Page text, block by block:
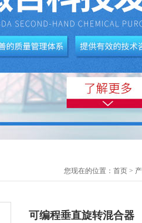
您现在的位置： 首页 >
可编程垂直旋转混合器